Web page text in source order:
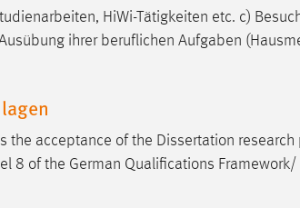
HiWi-Tätigkeiten etc. c)
ihrer beruflichen Aufgaben
the acceptance of the Dissertation research
8 of the German Qualifications Framework/